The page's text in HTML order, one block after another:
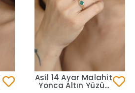
Asil 14 Ayar Malahit
Yonca Altın Yüzük